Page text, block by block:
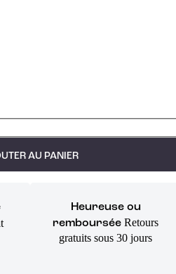
AU PANIER
Heureuse ou
remboursée Retours
gratuits sous 30 jours